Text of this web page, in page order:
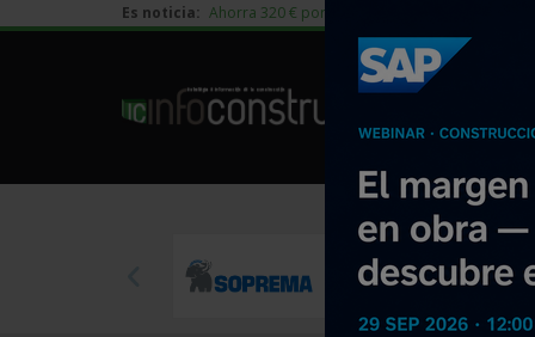
Es noticia: Ahorra 320 € por vivienda en edificación